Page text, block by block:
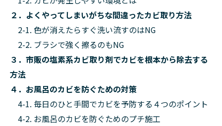
２．よくやってしまいがちな間違ったカビ取り方法
2-1. 色が消えたらすぐ洗い流すのはNG
2-2. ブラシで強く擦るのもNG
３．市販の塩素系カビ取り剤でカビを根本から除去する
方法
４．お風呂のカビを防ぐための対策
4-1. 毎日のひと手間でカビを予防する４つのポイント
4-2. お風呂のカビを防ぐためのプチ施工